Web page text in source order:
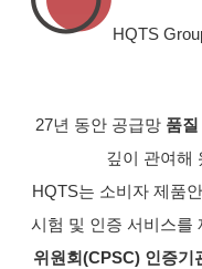
HQTS
27년 동안 공급망 품질
깊이 관여해
HQTS는 소비자 제품
시험 및 인증 서비스를
위원회(CPSC) 인증기